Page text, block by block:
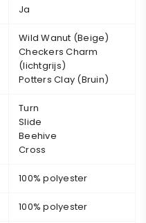
Ja
Wild Wanut (Beige)
Checkers Charm
(lichtgrijs)
Potters Clay (Bruin)
Turn
Slide
Beehive
Cross
100% polyester
100% polyester